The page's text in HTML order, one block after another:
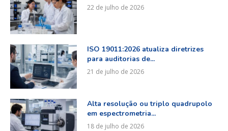
22 de julho de 2026
ISO 19011:2026 atualiza diretrizes
para auditorias de...
21 de julho de 2026
Alta resolução ou triplo quadrupolo
em espectrometria...
18 de julho de 2026